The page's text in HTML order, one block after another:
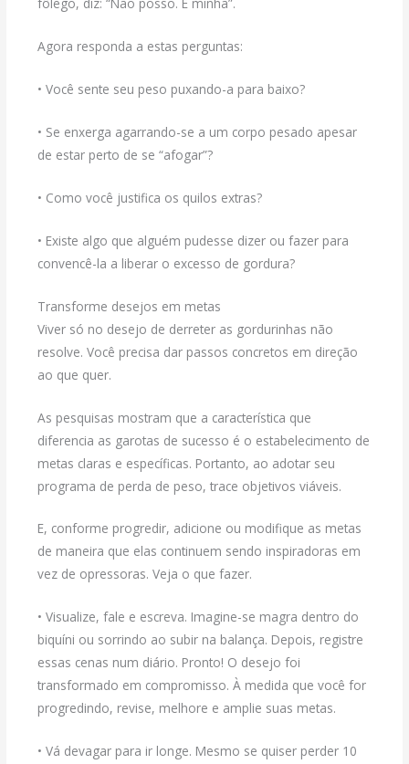
fôlego, diz: “Não posso. É minha”.
Agora responda a estas perguntas:
• Você sente seu peso puxando-a para baixo?
• Se enxerga agarrando-se a um corpo pesado apesar
de estar perto de se “afogar”?
• Como você justifica os quilos extras?
• Existe algo que alguém pudesse dizer ou fazer para
convencê-la a liberar o excesso de gordura?
Transforme desejos em metas
Viver só no desejo de derreter as gordurinhas não
resolve. Você precisa dar passos concretos em direção
ao que quer.
As pesquisas mostram que a característica que
diferencia as garotas de sucesso é o estabelecimento de
metas claras e específicas. Portanto, ao adotar seu
programa de perda de peso, trace objetivos viáveis.
E, conforme progredir, adicione ou modifique as metas
de maneira que elas continuem sendo inspiradoras em
vez de opressoras. Veja o que fazer.
• Visualize, fale e escreva. Imagine-se magra dentro do
biquíni ou sorrindo ao subir na balança. Depois, registre
essas cenas num diário. Pronto! O desejo foi
transformado em compromisso. À medida que você for
progredindo, revise, melhore e amplie suas metas.
• Vá devagar para ir longe. Mesmo se quiser perder 10